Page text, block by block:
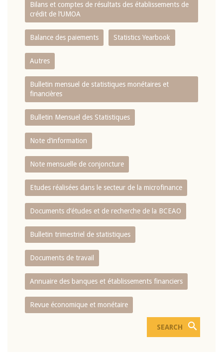
Bilans et comptes de résultats des établissements de
crédit de l‘UMOA
Balance des paiements Statistics Yearbook
Autres
Bulletin mensuel de statistiques monétaires et
financières
Bulletin Mensuel des Statistiques
Note d’information
Note mensuelle de conjoncture
Etudes réalisées dans le secteur de la microfinance
Documents d’études et de recherche de la BCEAO
Bulletin trimestriel de statistiques
Documents de travail
Annuaire des banques et établissements financiers
Revue économique et monétaire